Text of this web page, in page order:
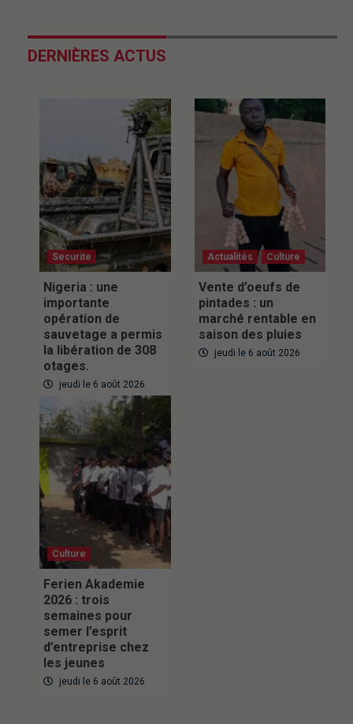
DERNIÈRES ACTUS
Securite
Nigeria : une
importante
opération de
sauvetage a permis
la libération de 308
otages.
jeudi le 6 août 2026
Actualités Culture
Vente d’oeufs de
pintades : un
marché rentable en
saison des pluies
jeudi le 6 août 2026
Culture
Ferien Akademie
2026 : trois
semaines pour
semer l’esprit
d’entreprise chez
les jeunes
jeudi le 6 août 2026